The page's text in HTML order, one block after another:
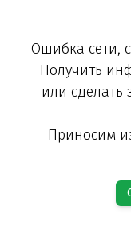
Ошибка сети,
Получить
или сделать
Приносим